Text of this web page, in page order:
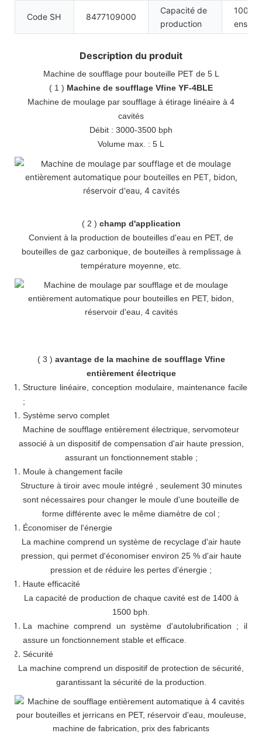
Code SH 8477109000
Capacité de
production
100
Description du produit
Machine de soufflage pour bouteille PET de 5 L
( 1 ) Machine de soufflage Vfine YF-4BLE
Machine de moulage par soufflage à étirage linéaire à 4
cavités
Débit : 3000-3500 bph
Volume max. : 5 L
(2 ) champ d'application
Convient à la production de bouteilles d'eau en PET, de
bouteilles de gaz carbonique, de bouteilles à remplissage à
température moyenne, etc.
(3 ) avantage de la machine de soufflage Vfine
entièrement électrique
Structure linéaire, conception modulaire, maintenance facile
;
Système servo complet
Machine de soufflage entièrement électrique, servomoteur
associé à un dispositif de compensation d'air haute pression,
assurant un fonctionnement stable ;
Moule à changement facile
Structure à tiroir avec moule intégré
seulement 30 minutes
sont nécessaires pour changer le moule d'une bouteille de
forme différente avec le même diamètre de col ;
Économiser de l'énergie
La machine comprend un système de recyclage d'air haute
pression, qui permet d'économiser environ 25 % d'air haute
pression et de réduire les pertes d'énergie ;
Haute efficacité
La capacité de production de chaque cavité est de 1400 à
1500 bph.
La machine comprend un système d'autolubrification ; il
assure un fonctionnement stable et efficace.
Sécurité
La machine comprend un dispositif de protection de sécurité,
garantissant la sécurité de la production.